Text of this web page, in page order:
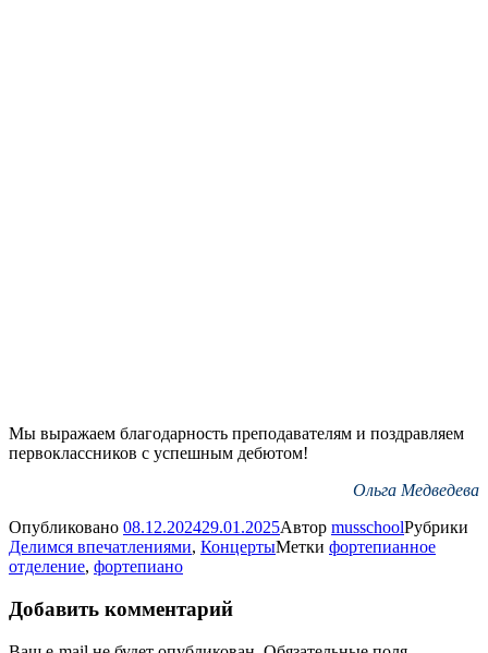
Мы выражаем благодарность преподавателям и поздравляем
первоклассников с успешным дебютом!
Ольга Медведева
Опубликовано 08.12.202429.01.2025Автор musschoolРубрики
Делимся впечатлениями, КонцертыМетки фортепианное
отделение, фортепиано
Добавить комментарий